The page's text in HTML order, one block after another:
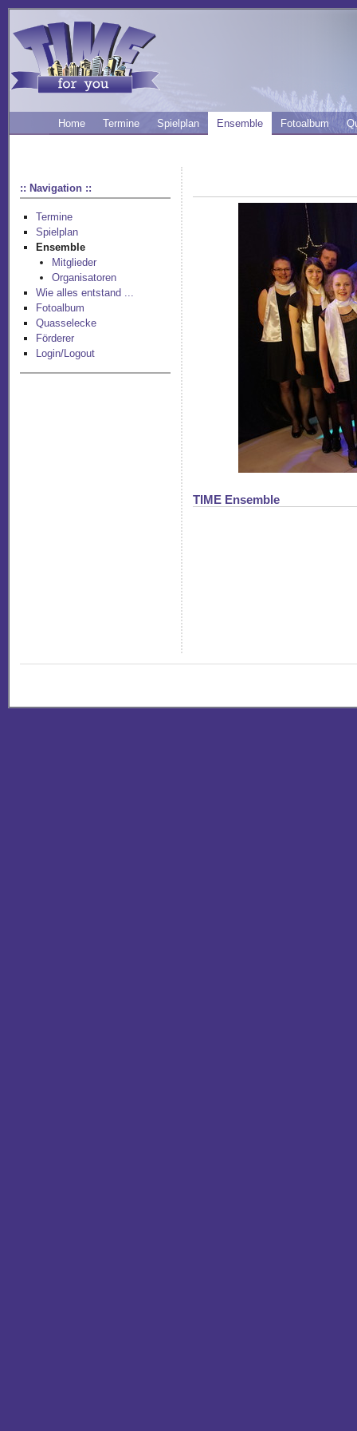
Home Termine Spielplan Ensemble Fotoalbum
:: Navigation ::
Termine
Spielplan
Ensemble
Mitglieder
Organisatoren
Wie alles entstand ...
Fotoalbum
Quasselecke
Förderer
Login/Logout
TIME Ensemble